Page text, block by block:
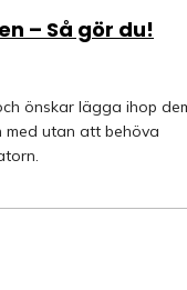
– Så gör du!
önskar lägga ihop
med utan att behöva